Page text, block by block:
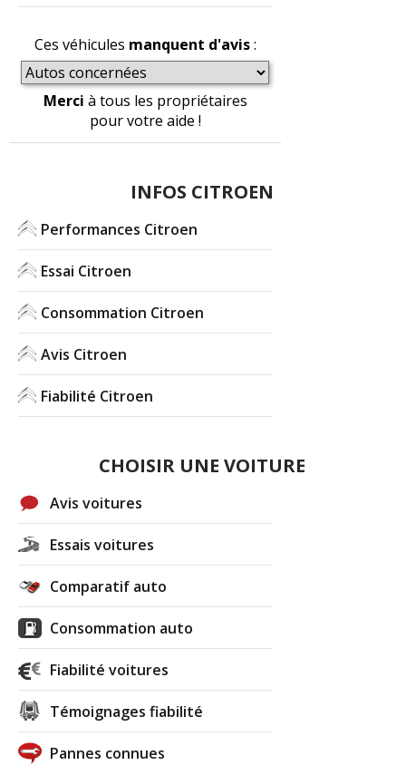
Ces véhicules manquent d'avis:
Merci à tous les propriétaires
pour votre aide !
INFOS CITROEN
Performances Citroen
Essai Citroen
Consommation Citroen
Avis Citroen
Fiabilité Citroen
CHOISIR UNE VOITURE
Avis voitures
Essais voitures
Comparatif auto
Consommation auto
Fiabilité voitures
Témoignages fiabilité
Pannes connues